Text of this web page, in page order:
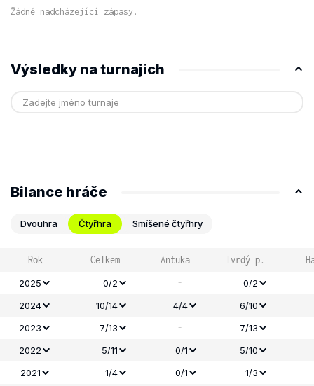
Žádné nadcházející zápasy.
Výsledky na turnajích
Bilance hráče
Dvouhra Čtyřhra Smíšené čtyřhry
Rok Celkem Antuka Tvrdý p.
2025 0/2 -
0/2
2024
10/14 4/4
6/10
2023
7/13 -
7/13
2022
5/11 0/1
5/10
2021
1/4 0/1
1/3